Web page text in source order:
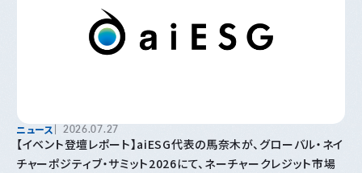
ニュース 2026.07.27
【イベント登壇レポート】aiESG代表の馬奈木が、グローバル・ネイ
チャーポジティブ・サミット2026にて、ネーチャークレジット市場